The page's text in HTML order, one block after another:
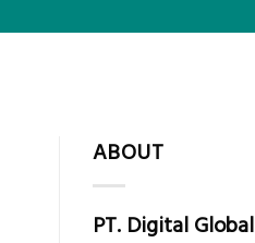
ABOUT
PT. Digital Global